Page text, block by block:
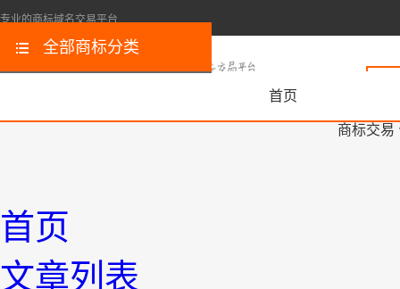
专业的商标域名交易平台
首页
商标交易
全部商标分类
首页
文章列表